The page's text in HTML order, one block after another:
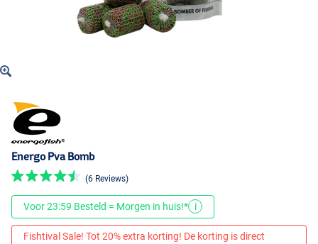
Energo Pva Bomb
(6 Reviews)
Voor 23:59 Besteld = Morgen in huis!* i
Fishtival Sale! Tot 20% extra korting! De korting is direct